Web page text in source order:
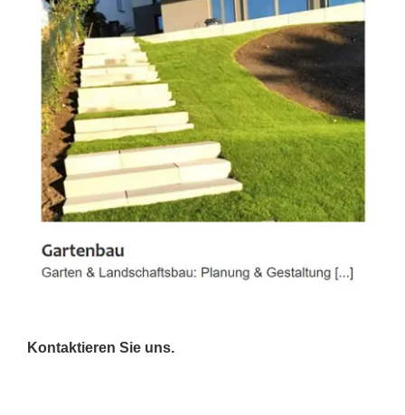
Kontaktieren Sie uns.